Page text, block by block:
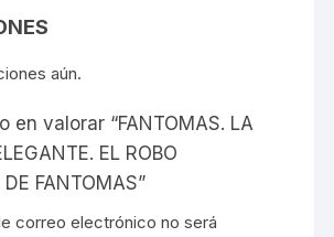
aún.
en valorar “FANTOMAS. LA
EL ROBO
FANTOMAS”
correo electrónico no será